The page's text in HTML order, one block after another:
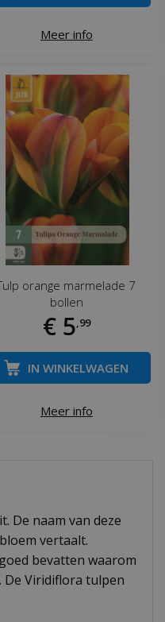
Meer info
orange marmelade 7
bollen
€ 5 99
Meer info
IN WINKELWAGEN
De naam van deze
vertaalt.
bevatten waarom
De Viridiflora tulpen